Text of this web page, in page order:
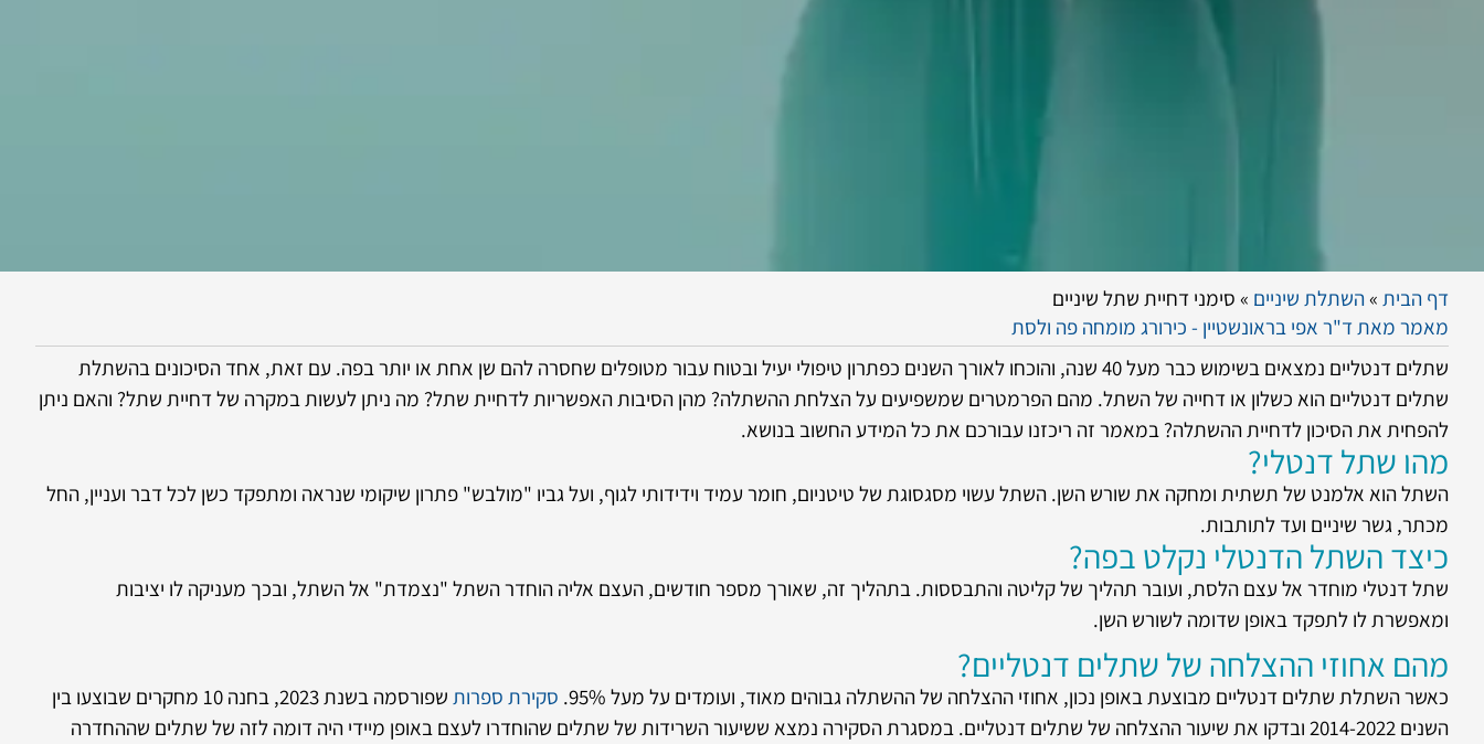
דף הבית »השתלת שיניים » סימני דחיית שתל שיניים
מאמר מאת ד"ר אפי בראונשטיין - כירורג מומחה פה ולסת
שתלים דנטליים נמצאים בשימוש כבר מעל 40 שנה, והוכחו לאורך השנים כפתרון טיפולי יעיל ובטוח עבור מטופלים שחסרה להם שן אחת או יותר בפה. עם זאת, אחד הסיכונים בהשתלת
שתלים דנטליים הוא כשלון או דחייה של השתל. מהם הפרמטרים שמשפיעים על הצלחת ההשתלה? מהן הסיבות האפשריות לדחיית שתל? מה ניתן לעשות במקרה של דחיית שתל? והאם ניתן
להפחית את הסיכון לדחיית ההשתלה? במאמר זה ריכזנו עבורכם את כל המידע החשוב בנושא.
מהו שתל דנטלי?
השתל הוא אלמנט של תשתית ומחקה את שורש השן. השתל עשוי מסגסוגת של טיטניום, חומר עמיד וידידותי לגוף, ועל גביו "מולבש" פתרון שיקומי שנראה ומתפקד כשן לכל דבר ועניין, החל
מכתר, גשר שיניים ועד לתותבות.
כיצד השתל הדנטלי נקלט בפה?
שתל דנטלי מוחדר אל עצם הלסת, ועובר תהליך של קליטה והתבססות. בתהליך זה, שאורך מספר חודשים, העצם אליה הוחדר השתל "נצמדת" אל השתל, ובכך מעניקה לו יציבות
ומאפשרת לו לתפקד באופן שדומה לשורש השן.
מהם אחוזי ההצלחה של שתלים דנטליים?
כאשר השתלת שתלים דנטליים מבוצעת באופן נכון, אחוזי ההצלחה של ההשתלה גבוהים מאוד, ועומדים על מעל 95%. סקירת ספרות
שפורסמה בשנת 2023, בחנה 10 מחקרים שבוצעו בין
השנים 2014-2022 ובדקו את שיעור ההצלחה של שתלים דנטליים. במסגרת הסקירה נמצא ששיעור השרידות של שתלים שהוחדרו לעצם באופן מיידי היה דומה לזה של שתלים שההחדרה